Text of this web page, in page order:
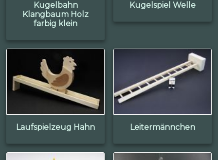
Kugelbahn
Klangbaum Holz
farbig klein
Kugelspiel Welle
Laufspielzeug Hahn Leitermännchen